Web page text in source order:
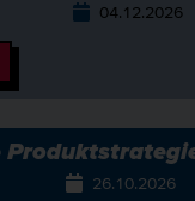
04.12.2026
26.10.2026